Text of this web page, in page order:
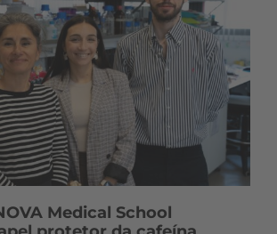
Medical School